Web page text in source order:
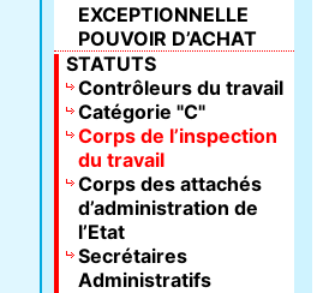
EXCEPTIONNELLE
POUVOIR D’ACHAT
STATUTS
Contrôleurs du travail
Catégorie "C"
Corps de l’inspection
du travail
Corps des attachés
d’administration de
l’Etat
Secrétaires
Administratifs